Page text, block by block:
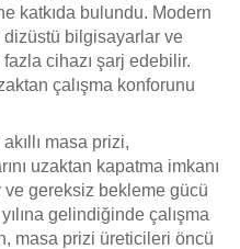
katkıda bulundu. Modern
dizüstü bilgisayarlar ve
cihazı şarj edebilir.
çalışma konforunu
masa prizi,
uzaktan kapatma imkanı
gereksiz bekleme gücü
gelindiğinde çalışma
masa prizi üreticileri öncü